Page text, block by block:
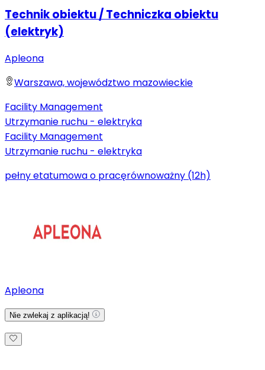
Technik obiektu / Techniczka obiektu
(elektryk)
Apleona
Warszawa, województwo mazowieckie
Facility Management
Utrzymanie ruchu - elektryka
Facility Management
Utrzymanie ruchu - elektryka
pełny etatumowa o pracęrównoważny (12h)
Apleona
Nie zwlekaj z aplikacją!